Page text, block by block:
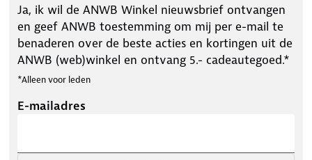
Ja, ik wil de ANWB Winkel nieuwsbrief ontvangen
en geef ANWB toestemming om mij per e-mail te
benaderen over de beste acties en kortingen uit de
ANWB (web)winkel en ontvang 5.- cadeautegoed.*
*Alleen voor leden
E-mailadres